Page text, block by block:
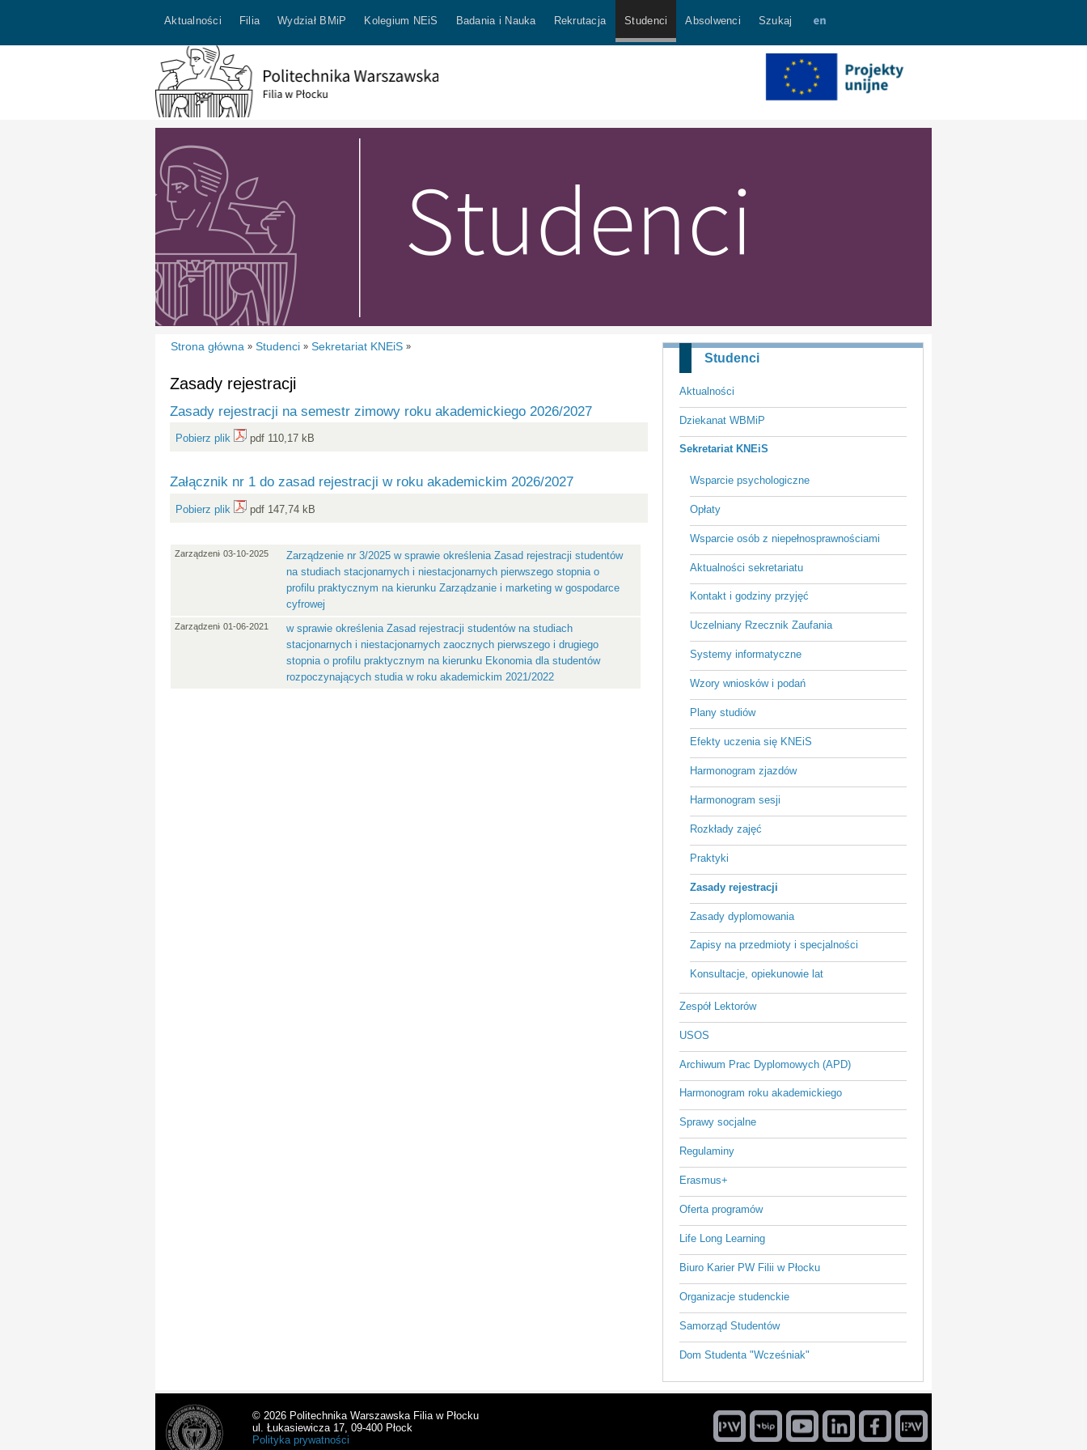
Aktualności Filia Wydział BMiP Kolegium NEiS Badania i Nauka Rekrutacja Studenci Absolwenci Szukaj
Studenci
Aktualności
Dziekanat WBMiP
Sekretariat KNEiS
Wsparcie psychologiczne
Opłaty
Wsparcie osób z niepełnosprawnościami
Aktualności sekretariatu
Kontakt i godziny przyjęć
Uczelniany Rzecznik Zaufania
Systemy informatyczne
Wzory wniosków i podań
Plany studiów
Efekty uczenia się KNEiS
Harmonogram zjazdów
Harmonogram sesji
Rozkłady zajęć
Praktyki
Zasady rejestracji
Zasady dyplomowania
Zapisy na przedmioty i specjalności
Konsultacje, opiekunowie lat
Zespół Lektorów
USOS
Archiwum Prac Dyplomowych (APD)
Harmonogram roku akademickiego
Sprawy socjalne
Regulaminy
Erasmus+
Oferta programów
Life Long Learning
Biuro Karier PW Filii w Płocku
Organizacje studenckie
Samorząd Studentów
Dom Studenta "Wcześniak"
Strona główna » Studenci » Sekretariat KNEiS »
Zasady rejestracji
Zasady rejestracji na semestr zimowy roku akademickiego 2026/2027
Pobierz plik pdf 110,17 kB
Załącznik nr 1 do zasad rejestracji w roku akademickim 2026/2027
Pobierz plik pdf 147,74 kB
Zarządzenie03-10-2025
Zarządzenie nr 3/2025 w sprawie określenia Zasad rejestracji studentów
na studiach stacjonarnych i niestacjonarnych pierwszego stopnia o
profilu praktycznym na kierunku Zarządzanie i marketing w gospodarce
cyfrowej
Zarządzenie01-06-2021
w sprawie określenia Zasad rejestracji studentów na studiach
stacjonarnych i niestacjonarnych zaocznych pierwszego i drugiego
stopnia o profilu praktycznym na kierunku Ekonomia dla studentów
rozpoczynających studia w roku akademickim 2021/2022
© 2026 Politechnika Warszawska Filia w Płocku
ul. Łukasiewicza 17, 09-400 Płock
Polityka prywatności